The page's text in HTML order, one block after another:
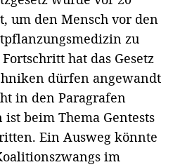
um den Mensch vor den
zu
hat das Gesetz
dürfen angewandt
in den Paragrafen
beim Thema Gentests
Ein Ausweg könnte
im